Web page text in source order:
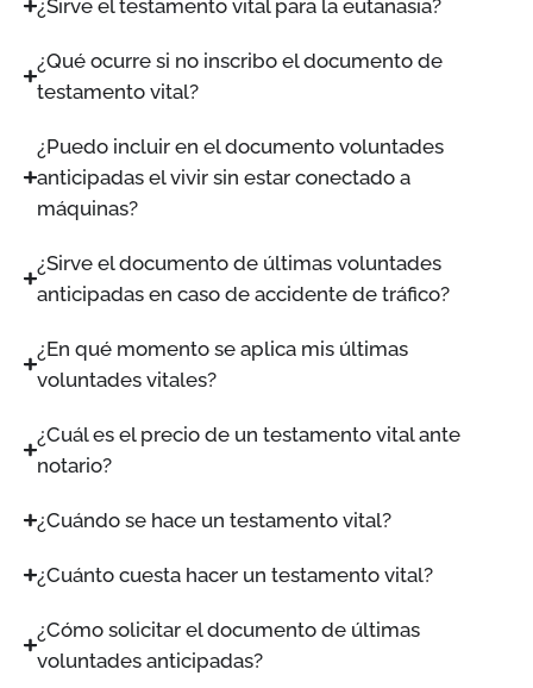
¿Sirve el testamento vital para la eutanasia?
¿Qué ocurre si no inscribo el documento de
testamento vital?
¿Puedo incluir en el documento voluntades
anticipadas el vivir sin estar conectado a
máquinas?
¿Sirve el documento de últimas voluntades
anticipadas en caso de accidente de tráfico?
¿En qué momento se aplica mis últimas
voluntades vitales?
¿Cuál es el precio de un testamento vital ante
notario?
¿Cuándo se hace un testamento vital?
¿Cuánto cuesta hacer un testamento vital?
¿Cómo solicitar el documento de últimas
voluntades anticipadas?